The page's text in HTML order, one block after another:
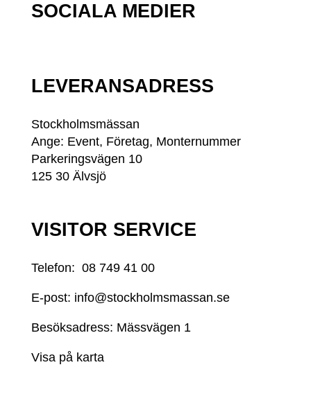
SOCIALA MEDIER
LEVERANSADRESS
Stockholmsmässan
Ange: Event, Företag, Monternummer
Parkeringsvägen 10
125 30 Älvsjö
VISITOR SERVICE
Telefon: 08 749 41 00
E-post: info@stockholmsmassan.se
Besöksadress: Mässvägen 1
Visa på karta